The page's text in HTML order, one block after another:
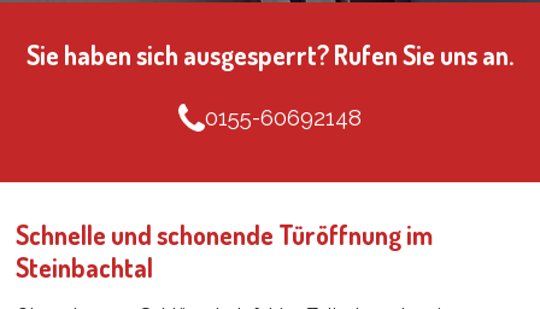
Sie haben sich ausgesperrt? Rufen Sie uns an.
0155-60692148
Schnelle und schonende Türöffnung im
Steinbachtal